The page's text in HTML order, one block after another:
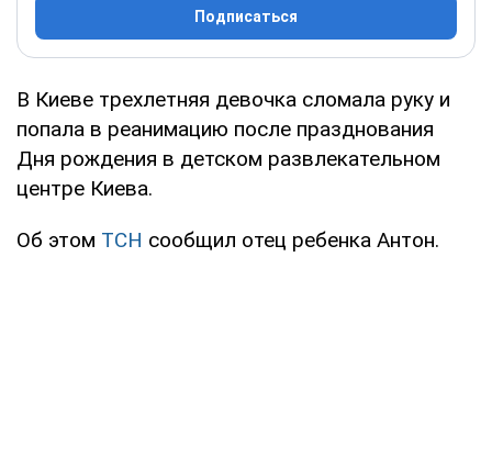
Подписаться
В Киеве трехлетняя девочка сломала руку и
попала в реанимацию после празднования
Дня рождения в детском развлекательном
центре Киева.
Об этом ТСН сообщил отец ребенка Антон.